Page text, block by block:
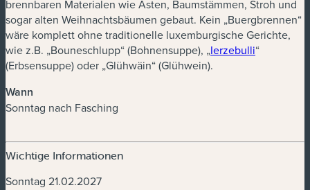
brennbaren Materialen wie Ästen, Baumstämmen, Stroh und
sogar alten Weihnachtsbäumen gebaut. Kein „Buergbrennen“
wäre komplett ohne traditionelle luxemburgische Gerichte,
wie z.B. „Bouneschlupp“ (Bohnensuppe), „Ierzebulli“
(Erbsensuppe) oder „Glühwäin“ (Glühwein).
Wann
Sonntag nach Fasching
Wichtige Informationen
Sonntag 21.02.2027